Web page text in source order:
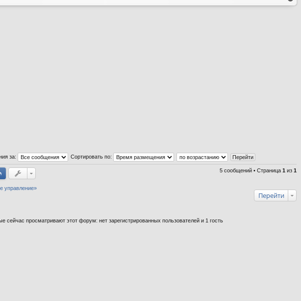
за: Сортировать по:
5 сообщений • Страница 1 из 1
управление»
Перейти
сейчас просматривают этот форум: нет зарегистрированных пользователей и 1 гость